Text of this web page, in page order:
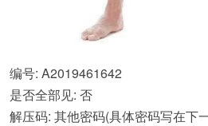
编号: A2019461642
是否全部见: 否
解压码: 其他密码(具体密码写在下